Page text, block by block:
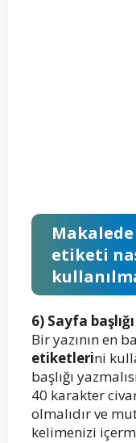
etiketi
6) Sayfa
Bir yazının en
etiketlerini
başlığı
40 karakter
olmalıdır ve
kelimenizi